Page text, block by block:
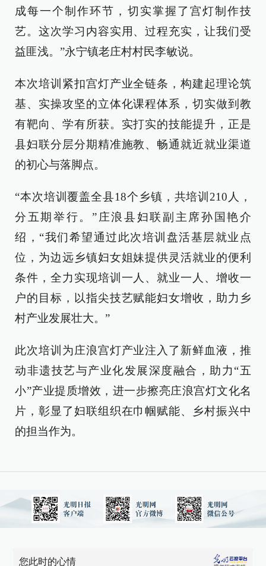
成每一个制作环节，切实掌握了宫灯制作技
艺。这次学习内容实用、过程充实，让我们受
益匪浅。”永宁镇老庄村村民李敏说。
本次培训紧扣宫灯产业全链条，构建起理论筑
基、实操攻坚的立体化课程体系，切实做到教
有靶向、学有所获。实打实的技能提升，正是
县妇联分层分期精准施教、畅通就近就业渠道
的初心与落脚点。
“本次培训覆盖全县18个乡镇，共培训210人，
分五期举行。”庄浪县妇联副主席孙国艳介
绍，“我们希望通过此次培训盘活基层就业点
位，为边远乡镇妇女姐妹提供灵活就业的便利
条件，全力实现培训一人、就业一人、增收一
户的目标，以指尖技艺赋能妇女增收，助力乡
村产业发展壮大。”
此次培训为庄浪宫灯产业注入了新鲜血液，推
动非遗技艺与产业化发展深度融合，助力“五
小”产业提质增效，进一步擦亮庄浪宫灯文化名
片，彰显了妇联组织在巾帼赋能、乡村振兴中
的担当作为。
您此时的心情